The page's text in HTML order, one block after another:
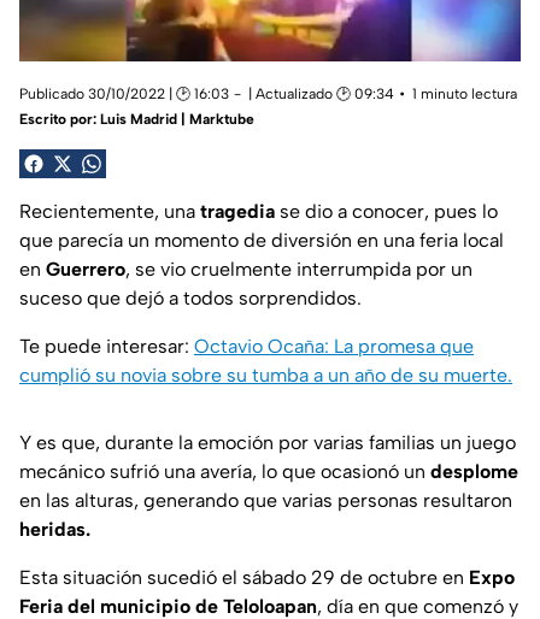
Publicado 30/10/2022 | 🕑 16:03 | Actualizado 🕑 09:34
1 minuto lectura
Escrito por: Luis Madrid | Marktube
Recientemente, una tragedia se dio a conocer, pues lo
que parecía un momento de diversión en una feria local
en Guerrero, se vio cruelmente interrumpida por un
suceso que dejó a todos sorprendidos.
Te puede interesar: Octavio Ocaña: La promesa que
cumplió su novia sobre su tumba a un año de su muerte.
Y es que, durante la emoción por varias familias un juego
mecánico sufrió una avería, lo que ocasionó un desplome
en las alturas, generando que varias personas resultaron
heridas.
Esta situación sucedió el sábado 29 de octubre en Expo
Feria del municipio de Teloloapan, día en que comenzó y